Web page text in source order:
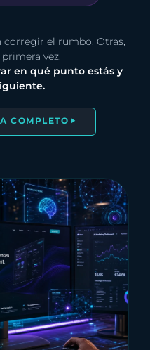
corregir el rumbo. Otras,
vez.
en qué punto estás y
COMPLETO